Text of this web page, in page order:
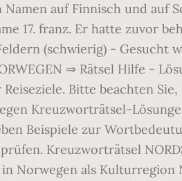
auf Finnisch und auf
17. franz. Er hatte zuvor
(schwierig) - Gesucht
⇒ Rätsel Hilfe -
Bitte beachten
Kreuzworträtsel-
Beispiele zur
Kreuzworträtsel
Norwegen als Kulturregion